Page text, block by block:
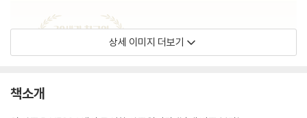
상세 이미지 더보기
책소개